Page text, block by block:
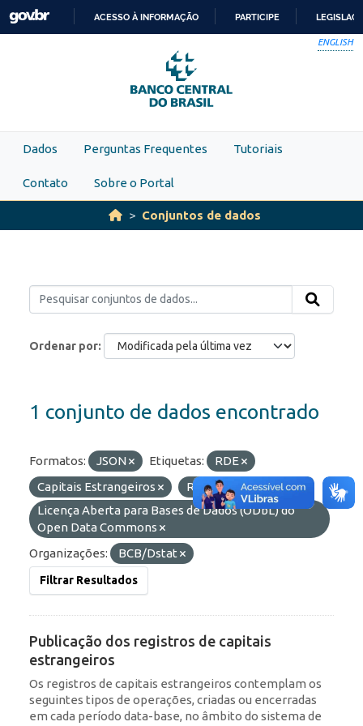
Skip to main content
PARA
O
CONTEÚDO
ACESSO À INFORMAÇÃO PARTICIPE
ENGLISH
Dados Perguntas Frequentes Tutoriais
Contato Sobre o Portal
Conjuntos de dados
Ordenar por
1 conjunto de dados encontrado
Formatos: JSON Etiquetas:
RDE
Capitais Estrangeiros
ROF
Licenças:
Licença Aberta para Bases de Dados (ODbL) do
Open Data Commons
Organizações:
BCB/Dstat
Filtrar Resultados
Publicação dos registros de capitais
estrangeiros
Os registros de capitais estrangeiros contemplam os
seguintes tipos de operações, criadas ou encerradas
em cada período data-base, no âmbito do sistema de